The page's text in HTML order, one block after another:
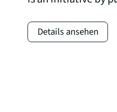
Sweden, Spain,
Details ansehen